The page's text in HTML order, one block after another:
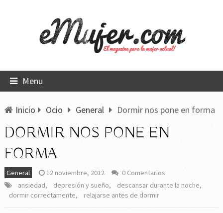
Menu
Inicio Ocio General Dormir nos pone en forma
DORMIR NOS PONE EN
FORMA
General 12 noviembre, 2012
0 Comentarios
ansiedad, depresión y sueño, descansar durante la noche,
dormir correctamente, relajarse antes de dormir